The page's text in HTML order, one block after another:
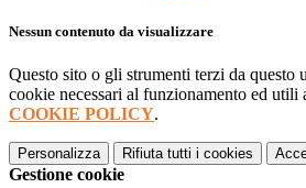
Nessun contenuto da visualizzare
Questo sito o gli strumenti terzi da questo
cookie necessari al funzionamento ed
COOKIE POLICY.
Personalizza Rifiuta tutti i cookies
Gestione cookie